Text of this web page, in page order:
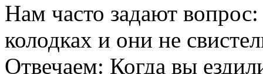
Нам часто задают
колодках и они не
Отвечаем: Когда вы